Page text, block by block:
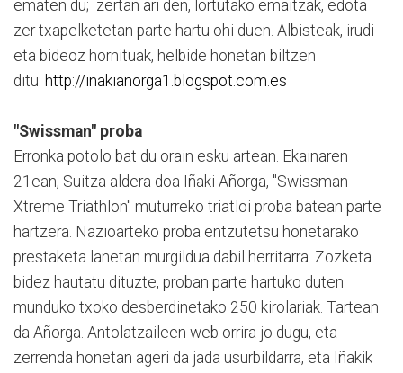
ematen du; zertan ari den, lortutako emaitzak, edota
zer txapelketetan parte hartu ohi duen. Albisteak, irudi
eta bideoz hornituak, helbide honetan biltzen
ditu: http://inakianorga1.blogspot.com.es
"Swissman" proba
Erronka potolo bat du orain esku artean. Ekainaren
21ean, Suitza aldera doa Iñaki Añorga, "Swissman
Xtreme Triathlon" muturreko triatloi proba batean parte
hartzera. Nazioarteko proba entzutetsu honetarako
prestaketa lanetan murgildua dabil herritarra. Zozketa
bidez hautatu dituzte, proban parte hartuko duten
munduko txoko desberdinetako 250 kirolariak. Tartean
da Añorga. Antolatzaileen web orrira jo dugu, eta
zerrenda honetan ageri da jada usurbildarra, eta Iñakik